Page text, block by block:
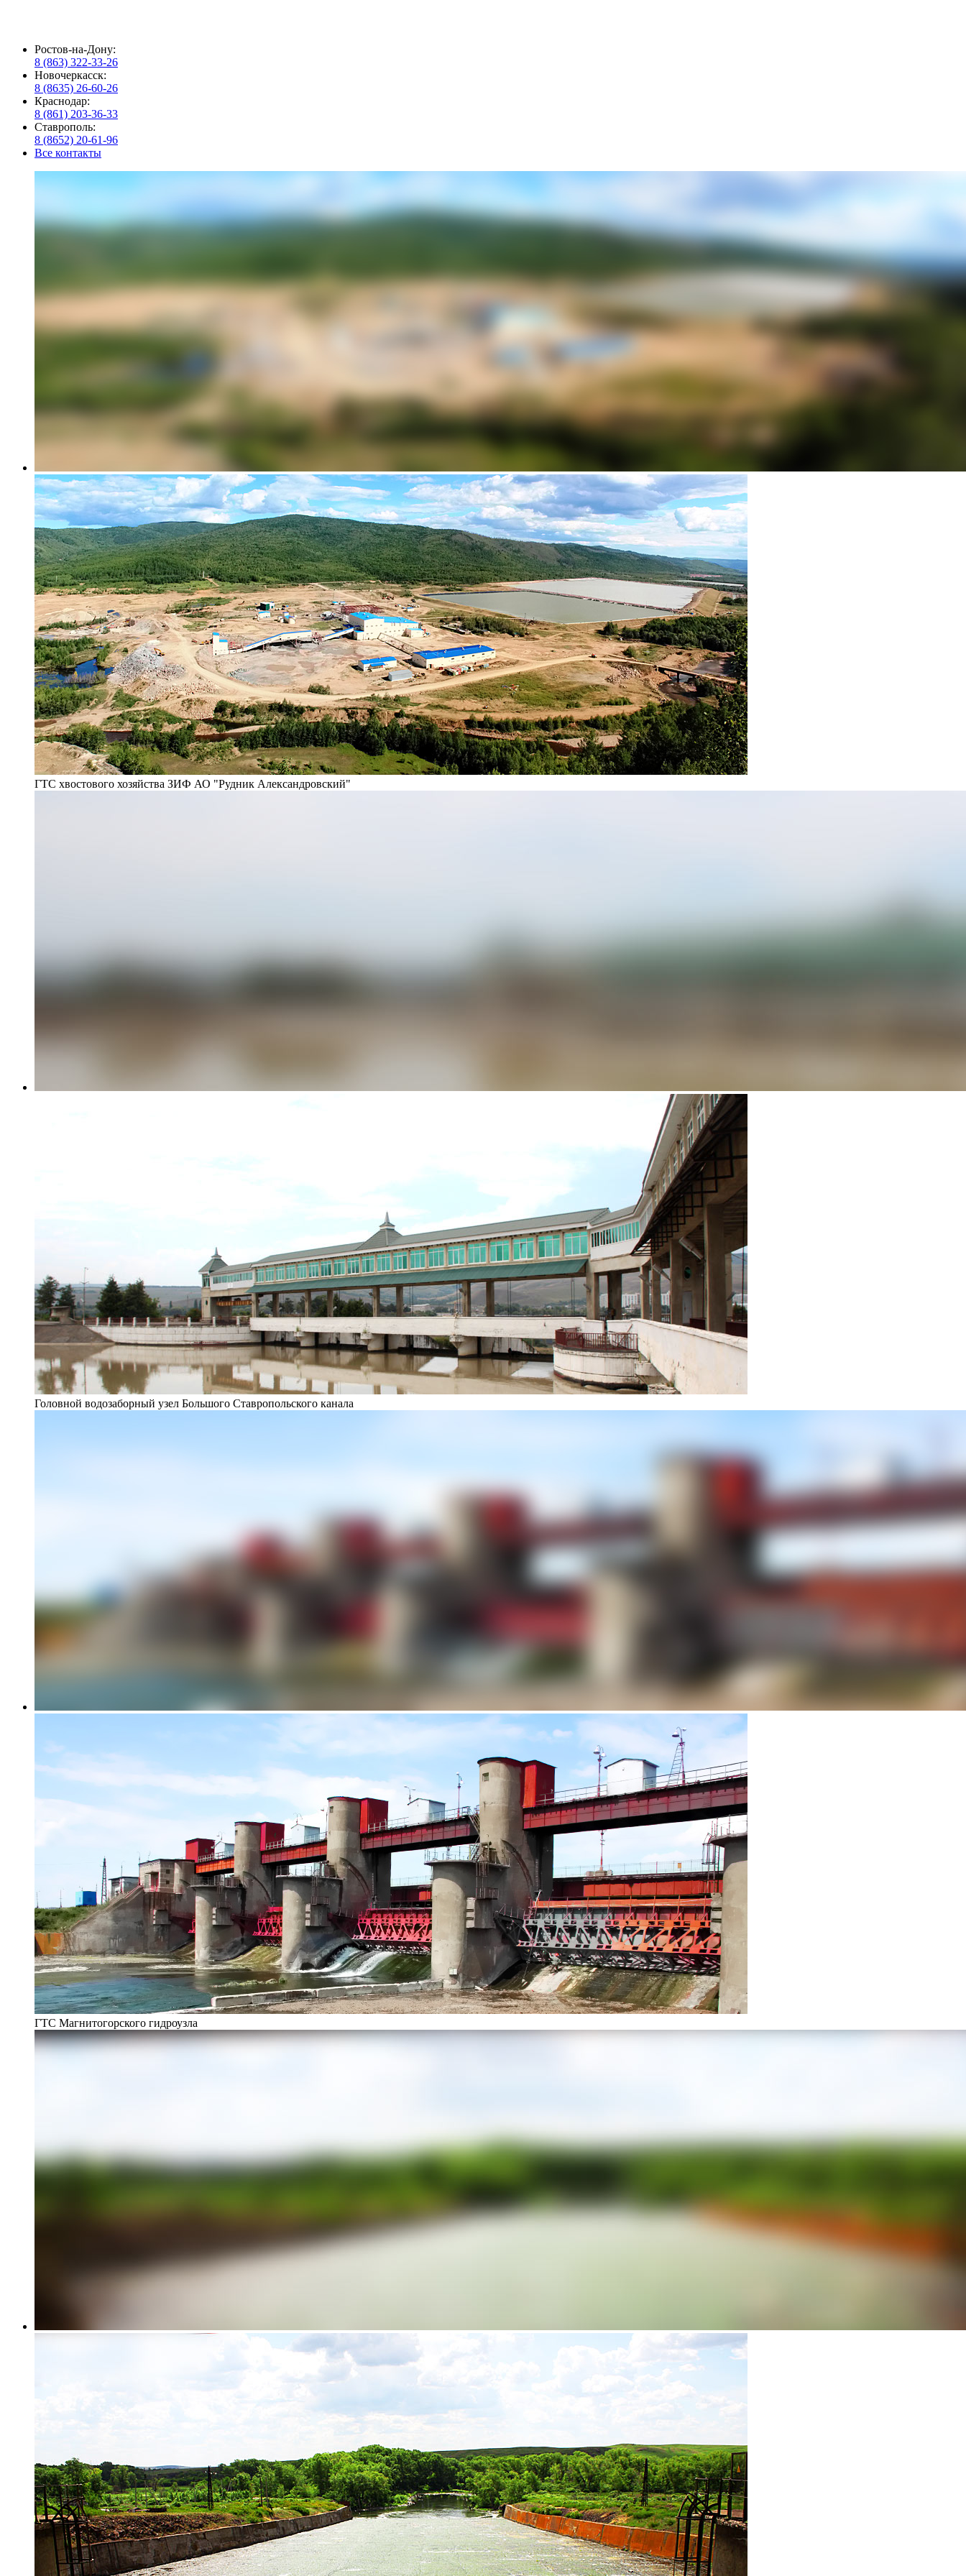
Ростов-на-Дону:
8 (863) 322-33-26
Новочеркасск:
8 (8635) 26-60-26
Краснодар:
8 (861) 203-36-33
Ставрополь:
8 (8652) 20-61-96
Все контакты
ГТС хвостового хозяйства ЗИФ АО "Рудник Александровский"
Головной водозаборный узел Большого Ставропольского канала
ГТС Магнитогорского гидроузла